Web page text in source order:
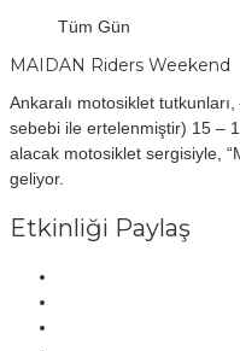
Tüm Gün
MAIDAN Riders Weekend
Ankaralı motosiklet tutkunları,
sebebi ile ertelenmiştir) 15 –
alacak motosiklet sergisiyle,
geliyor.
Etkinliği Paylaş